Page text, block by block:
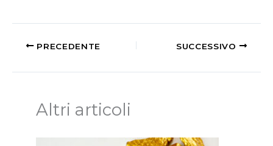
PRECEDENTE SUCCESSIVO
Altri articoli